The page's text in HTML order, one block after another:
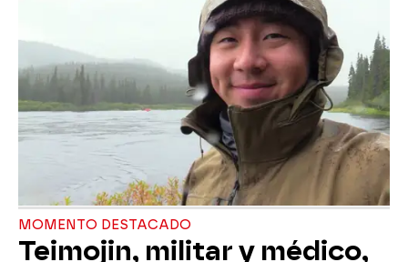
MOMENTO DESTACADO
Teimojin, militar y médico,